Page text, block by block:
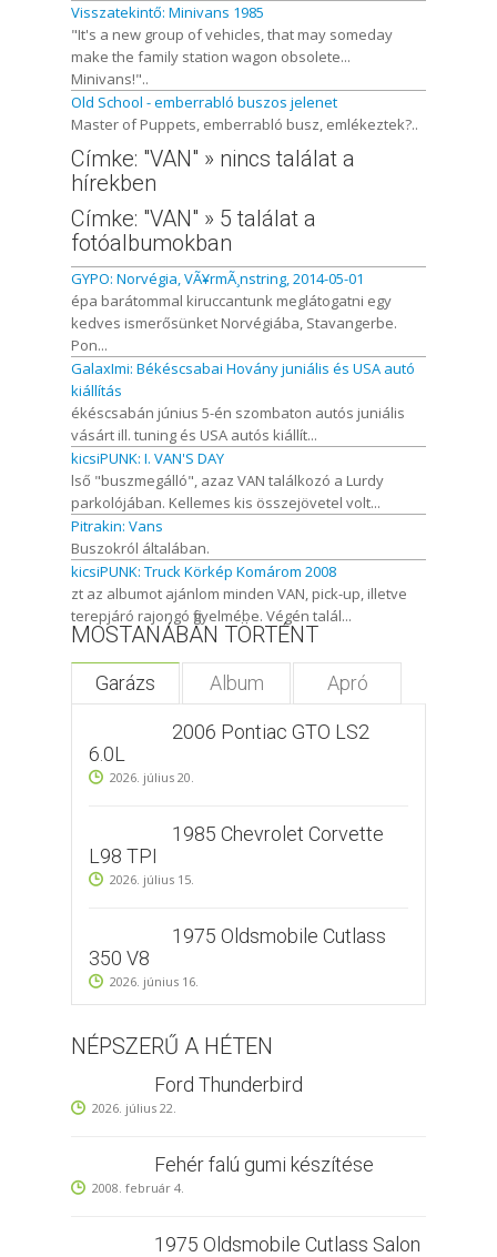
Visszatekintő: Minivans 1985
"It's a new group of vehicles, that may someday
make the family station wagon obsolete...
Minivans!"..
Old School - emberrabló buszos jelenet
Master of Puppets, emberrabló busz, emlékeztek?..
Címke: "VAN" » nincs találat a
hírekben
Címke: "VAN" » 5 találat a
fotóalbumokban
GYPO: Norvégia, VÃ¥rmÃ¸nstring, 2014-05-01
épa barátommal kiruccantunk meglátogatni egy
kedves ismerősünket Norvégiába, Stavangerbe.
Pon...
GalaxImi: Békéscsabai Hovány juniális és USA autó
kiállítás
ékéscsabán június 5-én szombaton autós juniális
vásárt ill. tuning és USA autós kiállít...
kicsiPUNK: I. VAN'S DAY
lső "buszmegálló", azaz VAN találkozó a Lurdy
parkolójában. Kellemes kis összejövetel volt...
Pitrakin: Vans
Buszokról általában.
kicsiPUNK: Truck Körkép Komárom 2008
zt az albumot ajánlom minden VAN, pick-up, illetve
terepjáró rajongó figyelmébe. Végén talál...
MOSTANÁBAN TÖRTÉNT
Garázs Album Apró
2006 Pontiac GTO LS2
6.0L
2026. július 20.
1985 Chevrolet Corvette
L98 TPI
2026. július 15.
1975 Oldsmobile Cutlass
350 V8
2026. június 16.
NÉPSZERŰ A HÉTEN
Ford Thunderbird
2026. július 22.
Fehér falú gumi készítése
2008. február 4.
1975 Oldsmobile Cutlass Salon